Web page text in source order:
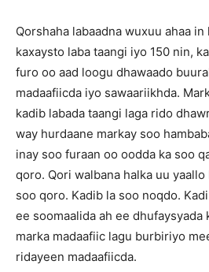
Qorshaha labaadna wuxuu ahaa
kaxaysto laba taangi iyo 150 nin,
furo oo aad loogu dhawaado
madaafiicda iyo sawaariikhda.
kadib labada taangi laga rido
way hurdaane markay soo
inay soo furaan oo oodda ka soo
qoro. Qori walbana halka uu
soo qoro. Kadib la soo noqdo.
ee soomaalida ah ee dhufaysyada
marka madaafiic lagu burbiriyo
ridayeen madaafiicda.